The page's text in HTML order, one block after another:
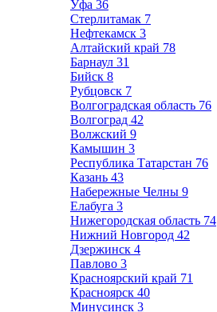
Уфа 36
Стерлитамак 7
Нефтекамск 3
Алтайский край 78
Барнаул 31
Бийск 8
Рубцовск 7
Волгоградская область 76
Волгоград 42
Волжский 9
Камышин 3
Республика Татарстан 76
Казань 43
Набережные Челны 9
Елабуга 3
Нижегородская область 74
Нижний Новгород 42
Дзержинск 4
Павлово 3
Красноярский край 71
Красноярск 40
Минусинск 3